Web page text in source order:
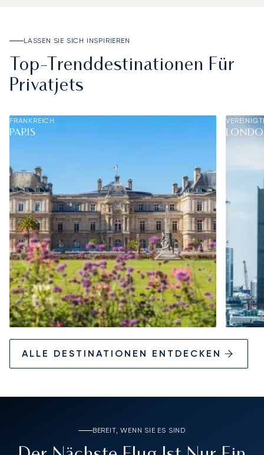
LASSEN SIE SICH INSPIRIEREN
Top-Trenddestinationen Für
Privatjets
FRANKREICH
PARIS
ALLE DESTINATIONEN ENTDECKEN
BEREIT, WENN SIE ES SIND